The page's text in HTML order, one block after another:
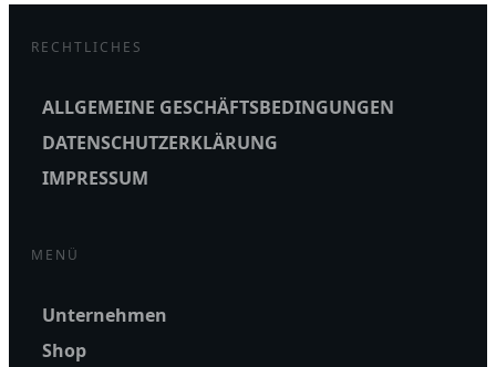
RECHTLICHES
ALLGEMEINE GESCHÄFTSBEDINGUNGEN
DATENSCHUTZERKLÄRUNG
IMPRESSUM
MENÜ
Unternehmen
Shop